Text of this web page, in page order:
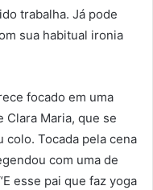
trabalha. Já pode
sua habitual ironia
focado em uma
Clara Maria, que se
colo. Tocada pela cena
com uma de
esse pai que faz yoga